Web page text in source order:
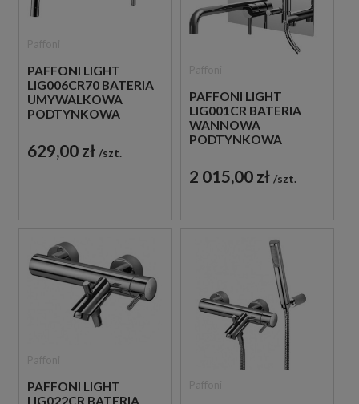
PAFFONI LIGHT
LIG006CR70 BATERIA
UMYWALKOWA
PODTYNKOWA
CHROM
629,00 zł szt.
PAFFONI LIGHT
LIG001CR BATERIA
WANNOWA
PODTYNKOWA
CHROM
2 015,00 zł szt.
PAFFONI LIGHT